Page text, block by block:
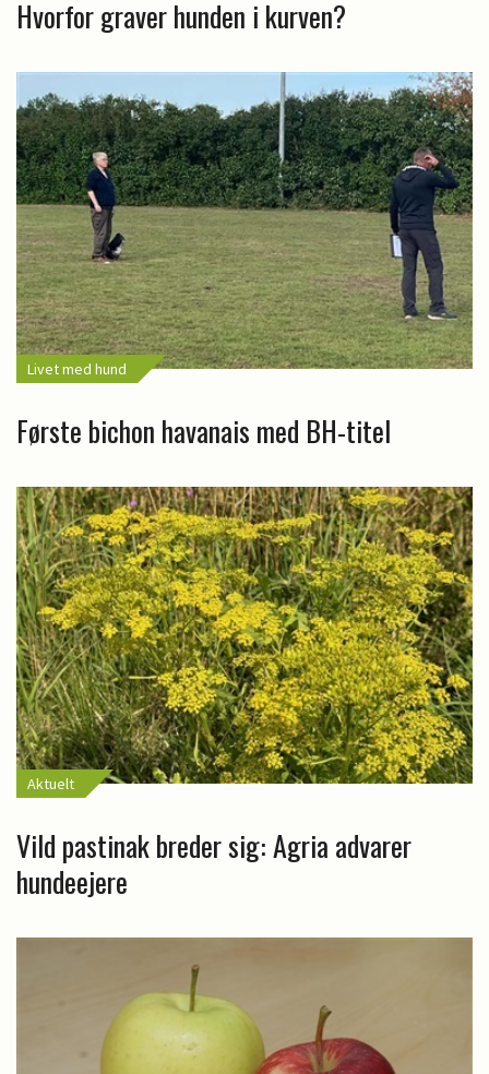
Hvorfor graver hunden i kurven?
Livet med hund
Første bichon havanais med BH-titel
Aktuelt
Vild pastinak breder sig: Agria advarer
hundeejere